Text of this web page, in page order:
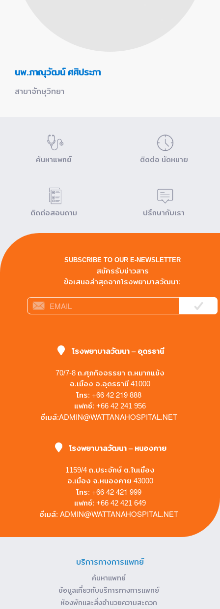
นพ.ภาณุวัฒน์ ศศิประภา
สาขาจักษุวิทยา
ค้นหาแพทย์ ติดต่อ นัดหมาย
ติดต่อสอบถาม ปรึกษากับเรา
SUBSCRIBE TO OUR E-NEWSLETTER
สมัครรับข่าวสาร
ข้อเสนอล่าสุดจากโรงพยาบาลวัฒนา:
โรงพยาบาลวัฒนา – อุดรธานี
70/7-8 ถ.ศุภกิจจรรยา ต.หมากแข้ง
อ.เมือง จ.อุดรธานี 41000
โทร: +66 42 219 888
แฟกซ์: +66 42 241 956
อีเมล์:ADMIN@WATTANAHOSPITAL.NET
โรงพยาบาลวัฒนา – หนองคาย
1159/4 ถ.ประจักษ์ ต.ในเมือง
อ.เมือง จ.หนองคาย 43000
โทร: +66 42 421 999
แฟกซ์: +66 42 421 649
อีเมล์: ADMIN@WATTANAHOSPITAL.NET
บริการทางการแพทย์
ค้นหาแพทย์
ข้อมูลเกี่ยวกับบริการทางการแพทย์
ห้องพักและสิ่งอำนวยความสะดวก